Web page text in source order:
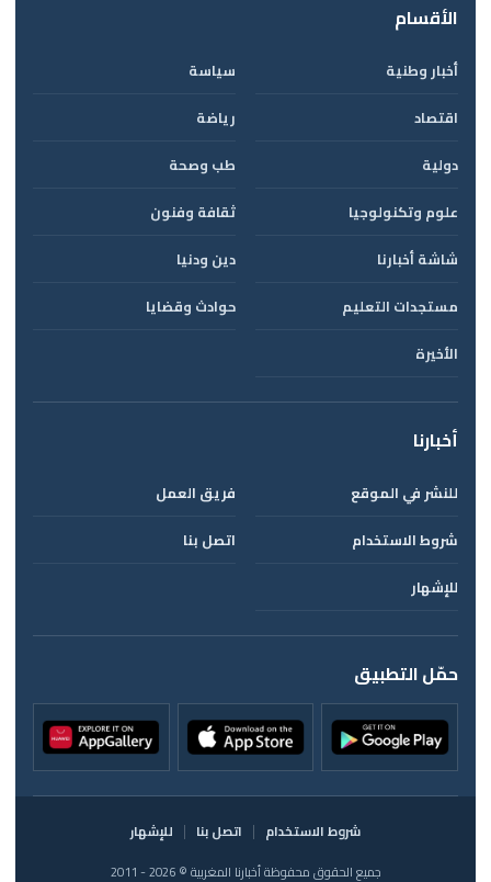
الأقسام
أخبار وطنية
سياسة
اقتصاد
رياضة
دولية
طب وصحة
علوم وتكنولوجيا
ثقافة وفنون
شاشة أخبارنا
دين ودنيا
مستجدات التعليم
حوادث وقضايا
الأخيرة
أخبارنا
للنشر في الموقع
فريق العمل
شروط الاستخدام
اتصل بنا
للإشهار
حمّل التطبيق
شروط الاستخدام اتصل بنا
للإشهار
جميع الحقوق محفوظة أخبارنا المغربية © 2026 - 2011